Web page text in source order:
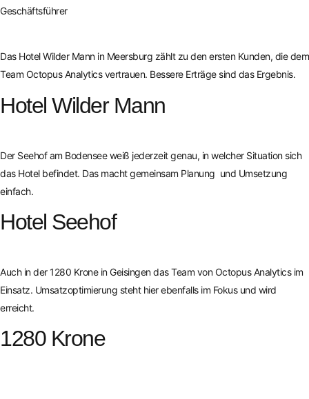
Geschäftsführer
Das Hotel Wilder Mann in Meersburg zählt zu den ersten Kunden, die dem
Team Octopus Analytics vertrauen. Bessere Erträge sind das Ergebnis.
Hotel Wilder Mann
Der Seehof am Bodensee weiß jederzeit genau, in welcher Situation sich
das Hotel befindet. Das macht gemeinsam Planung und Umsetzung
einfach.
Hotel Seehof
Auch in der 1280 Krone in Geisingen das Team von Octopus Analytics im
Einsatz. Umsatzoptimierung steht hier ebenfalls im Fokus und wird
erreicht.
1280 Krone